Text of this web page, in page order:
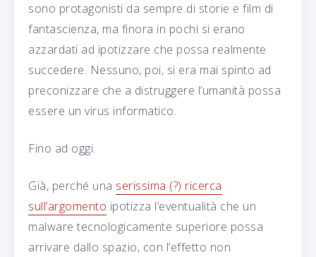
sono protagonisti da sempre di storie e film di
fantascienza, ma finora in pochi si erano
azzardati ad ipotizzare che possa realmente
succedere. Nessuno, poi, si era mai spinto ad
preconizzare che a distruggere l’umanità possa
essere un virus informatico.
Fino ad oggi.
Già, perché una serissima (?) ricerca
sull’argomento ipotizza l’eventualità che un
malware tecnologicamente superiore possa
arrivare dallo spazio, con l’effetto non